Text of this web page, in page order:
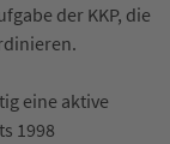
der KKP, die
eine aktive
1998